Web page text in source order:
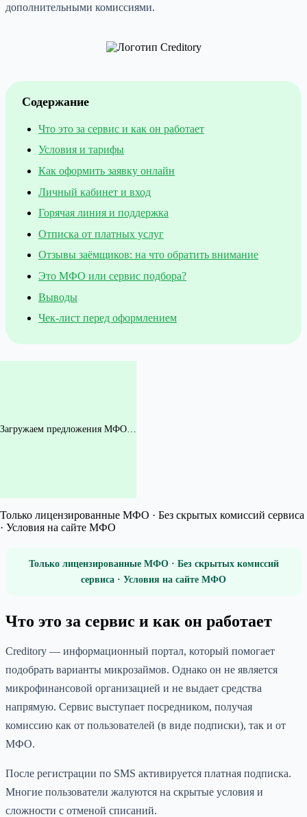
дополнительными комиссиями.
Содержание
Что это за сервис и как он работает
Условия и тарифы
Как оформить заявку онлайн
Личный кабинет и вход
Горячая линия и поддержка
Отписка от платных услуг
Отзывы заёмщиков: на что обратить внимание
Это МФО или сервис подбора?
Выводы
Чек-лист перед оформлением
Загружаем предложения МФО…
Только лицензированные МФО · Без скрытых комиссий сервиса
· Условия на сайте МФО
Только лицензированные МФО · Без скрытых комиссий
сервиса · Условия на сайте МФО
Что это за сервис и как он работает
Creditory — информационный портал, который помогает
подобрать варианты микрозаймов. Однако он не является
микрофинансовой организацией и не выдает средства
напрямую. Сервис выступает посредником, получая
комиссию как от пользователей (в виде подписки), так и от
МФО.
После регистрации по SMS активируется платная подписка.
Многие пользователи жалуются на скрытые условия и
сложности с отменой списаний.